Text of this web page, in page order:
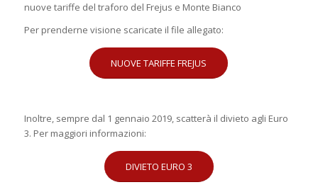
nuove tariffe del traforo del Frejus e Monte Bianco
Per prenderne visione scaricate il file allegato:
NUOVE TARIFFE FREJUS
Inoltre, sempre dal 1 gennaio 2019, scatterà il divieto agli Euro
3. Per maggiori informazioni:
DIVIETO EURO 3